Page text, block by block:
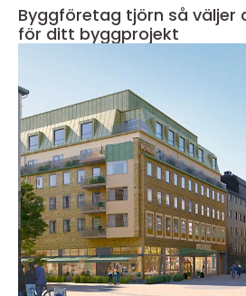
Byggföretag tjörn så väljer du rätt partner
för ditt byggprojekt